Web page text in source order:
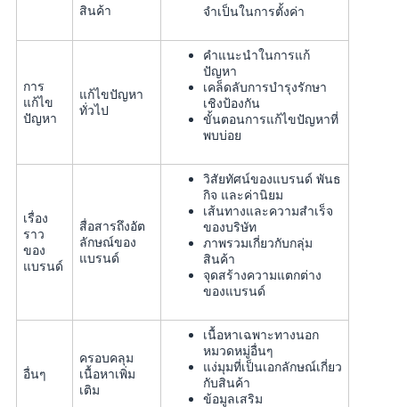
สินค้า
จำเป็นในการตั้งค่า
การ
แก้ไข
ปัญหา
แก้ไขปัญหา
ทั่วไป
คำแนะนำในการแก้
ปัญหา
เคล็ดลับการบำรุงรักษา
เชิงป้องกัน
ขั้นตอนการแก้ไขปัญหาที่
พบบ่อย
เรื่อง
ราว
ของ
แบรนด์
สื่อสารถึงอัต
ลักษณ์ของ
แบรนด์
วิสัยทัศน์ของแบรนด์ พันธ
กิจ และค่านิยม
เส้นทางและความสำเร็จ
ของบริษัท
ภาพรวมเกี่ยวกับกลุ่ม
สินค้า
จุดสร้างความแตกต่าง
ของแบรนด์
อื่นๆ
ครอบคลุม
เนื้อหาเพิ่ม
เติม
เนื้อหาเฉพาะทางนอก
หมวดหมู่อื่นๆ
แง่มุมที่เป็นเอกลักษณ์เกี่ยว
กับสินค้า
ข้อมูลเสริม